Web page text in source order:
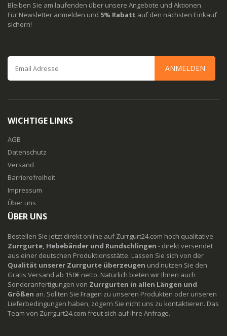
Bleiben Sie am laufenden über unsere Angebote und Aktionen.
Für Newsletter anmelden und 5% Rabatt auf den nächsten Einkauf
sichern!
ANMELDEN
WICHTIGE LINKS
AGB
Datenschutz
Versand
Barrierefreiheit
Impressum
Über uns
ÜBER UNS
Bestellen Sie jetzt direkt online auf Zurrgurt24.com hoch qualitative
Zurrgurte, Hebebänder und Rundschlingen - direkt versendet
aus einer deutschen Produktionsstätte. Lassen Sie sich von der
Qualität unserer Zurrgurte überzeugen und nutzen Sie den
Gratis Versand ab 150€ netto. Natürlich bieten wir Ihnen auch
Sonderanfertigungen von Zurrgurten in allen Längen und
Größen an. Sollten Sie Fragen zu unseren Produkten oder unseren
Lieferbedingungen haben, zögern Sie nicht uns zu kontaktieren. Das
Team von Zurrgurt24.com freut sich auf Ihre Anfrage.